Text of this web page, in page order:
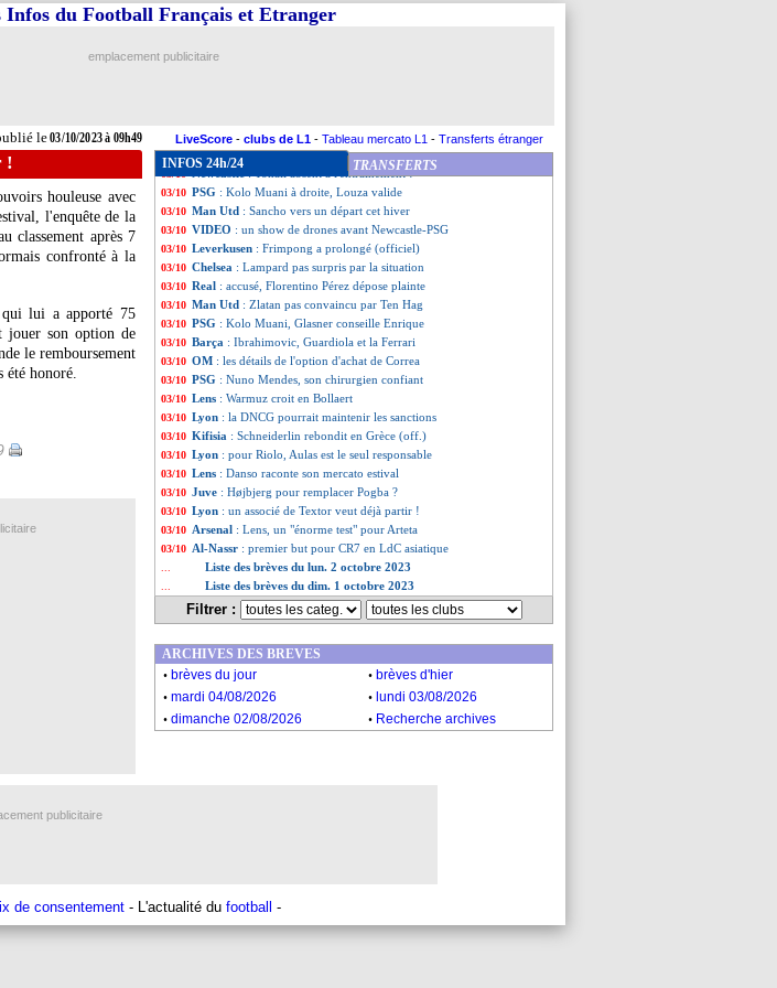
le03/10/2023 à 09h49
Infos du Football Français et Etranger
emplacement publicitaire
LiveScore - clubs de L1 - Tableau mercato L1 - Transferts étranger
!
houleuse avec
l'enquête de la
classement après 7
confronté à la
lui a apporté 75
son option de
le remboursement
été honoré.
INFOS 24h/24 TRANSFERTS
03/10 Real: Davies, l'appel du pied de son agent
03/10 Milan: Giroud, la prolongation attendra
03/10 Liverpool
03/10 Newcastle: Guimaraes va prolonger
03/10 Lens: Danso dévoile son idole absolue
: Tonali absent à l'entraînement !
03/10 PSG : Kolo Muani à droite, Louza valide
03/10 Man Utd : Sancho vers un départ cet hiver
03/10 VIDEO : un show de drones avant Newcastle-PSG
03/10 Leverkusen : Frimpong a prolongé (officiel)
03/10 Chelsea : Lampard pas surpris par la situation
03/10 Real : accusé, Florentino Pérez dépose plainte
03/10 Man Utd : Zlatan pas convaincu par Ten Hag
03/10 PSG : Kolo Muani, Glasner conseille Enrique
03/10 Barça : Ibrahimovic, Guardiola et la Ferrari
03/10 OM : les détails de l'option d'achat de Correa
03/10 PSG : Nuno Mendes, son chirurgien confiant
03/10 Lens : Warmuz croit en Bollaert
03/10 Lyon : la DNCG pourrait maintenir les sanctions
03/10 Kifisia : Schneiderlin rebondit en Grèce (off.)
03/10 Lyon : pour Riolo, Aulas est le seul responsable
03/10 Lens : Danso raconte son mercato estival
03/10 Juve : Højbjerg pour remplacer Pogba ?
03/10 Lyon : un associé de Textor veut déjà partir !
03/10 Arsenal : Lens, un "énorme test" pour Arteta
03/10 Al-Nassr : premier but pour CR7 en LdC asiatique
Liste des brèves du lun. 2 octobre 2023
Liste des brèves du dim. 1 octobre 2023
Filtrer :
ARCHIVES DES BREVES
. brèves du jour . brèves d'hier
. mardi 04/08/2026 . lundi 03/08/2026
. dimanche 02/08/2026 . Recherche archives
publicitaire
de consentement - L'actualité du football -